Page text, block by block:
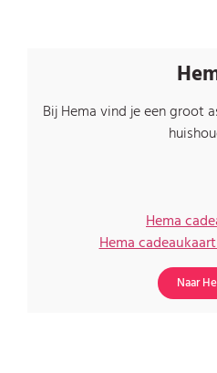
Bij Hema vind je een groot
Hema
Hema
Naar